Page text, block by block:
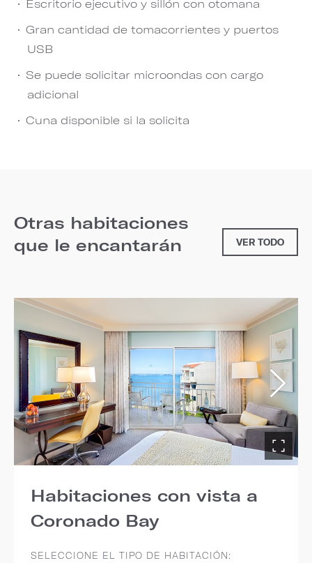
Escritorio ejecutivo y sillón con otomana
Gran cantidad de tomacorrientes y puertos
USB
Se puede solicitar microondas con cargo
adicional
Cuna disponible si la solicita
Otras habitaciones
que le encantarán
VER TODO
Habitaciones con vista a
Coronado Bay
SELECCIONE EL TIPO DE HABITACIÓN: